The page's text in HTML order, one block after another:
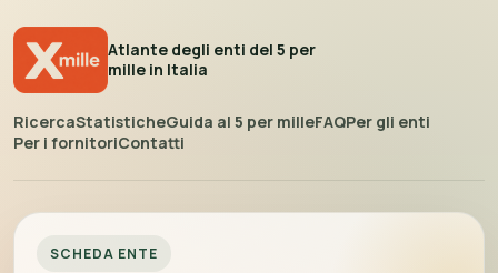
Atlante degli enti del 5 per
mille in Italia
RicercaStatisticheGuida al 5 per milleFAQPer gli enti
Per i fornitoriContatti
SCHEDA ENTE